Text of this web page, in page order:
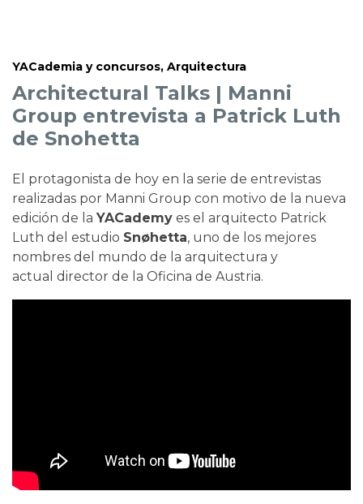
YACademia y concursos, Arquitectura
Architectural Talks | Manni
Group entrevista a Patrick Luth
de Snohetta
El protagonista de hoy en la serie de entrevistas
realizadas por Manni Group con motivo de la nueva
edición de la YACademy es el arquitecto Patrick
Luth del estudio Snøhetta, uno de los mejores
nombres del mundo de la arquitectura y
actual director de la Oficina de Austria.